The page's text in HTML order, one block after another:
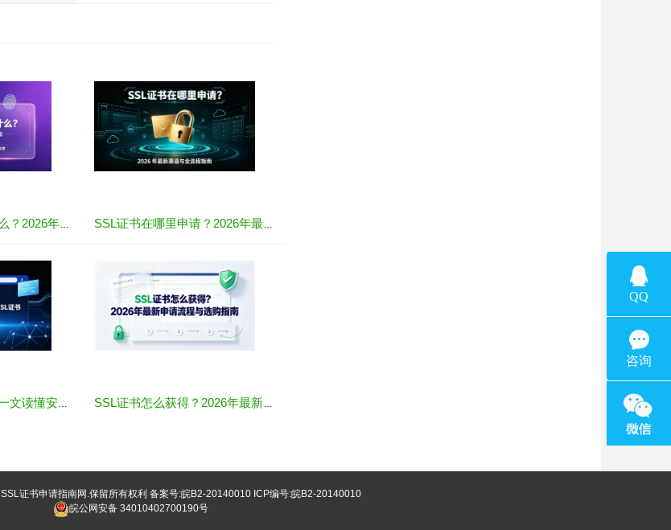
SSL证书在哪里申请？2026年最新渠道与全流程指南
SSL证书怎么获得？2026年最新申请流程与选购指南
SSL证书申请指南网 .保留所有权利 备案号:皖B2-20140010ICP编号:皖B2-20140010
皖公网安备 34010402700190号